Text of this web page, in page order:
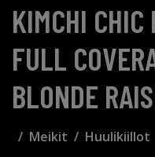
KIMCHI CHIC
FULL
BLONDE
Meikit Huulikiillot